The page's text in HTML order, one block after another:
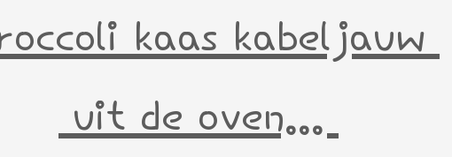
kaas kabeljauw
uit de oven...